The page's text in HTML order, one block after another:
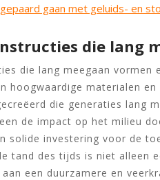
gaan met geluids- en
die lang
die lang meegaan vormen
hoogwaardige materialen en
die generaties lang
de impact op het milieu
solide investering voor de
tand des tijds is niet alleen
een duurzamere en